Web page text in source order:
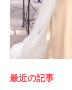
最近の記事